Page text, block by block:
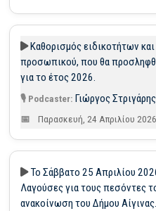
Καθορισμός ειδικοτήτων
προσωπικού, που θα
για το έτος 2026.
Γιώργος Στριγάρης
Παρασκευή, 24 Απριλίου
Το Σάββατο 25 Απριλίου
Λαγούσες για τους πεσόντες
ανακοίνωση του Δήμου Αίγινας.